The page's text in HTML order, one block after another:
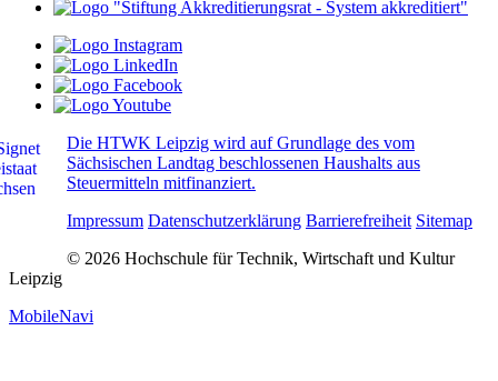
Die HTWK Leipzig wird auf Grundlage des vom
Sächsischen Landtag beschlossenen Haushalts aus
Steuermitteln mitfinanziert.
Impressum Datenschutzerklärung Barrierefreiheit Sitemap
© 2026 Hochschule für Technik, Wirtschaft und Kultur
Leipzig
MobileNavi